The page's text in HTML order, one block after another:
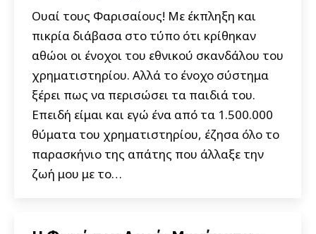
Ουαί τους Φαρισαίους! Με έκπληξη και
πικρία διάβασα στο τύπο ότι κρίθηκαν
αθώοι οι ένοχοι του εθνικού σκανδάλου του
χρηματιστηρίου. Αλλά το ένοχο σύστημα
ξέρει πως να περισώσει τα παιδιά του.
Επειδή είμαι και εγώ ένα από τα 1.500.000
θύματα του χρηματιστηρίου, έζησα όλο το
παρασκήνιο της απάτης που άλλαξε την
ζωή μου με το…